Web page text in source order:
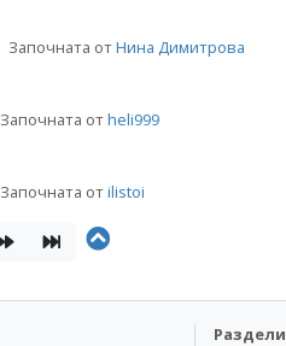
Започната отНина Димитрова
Започната отheli999
Започната отilistoi
Раздели